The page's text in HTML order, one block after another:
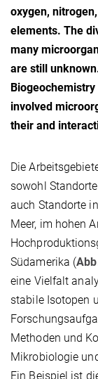
oxygen,
elements. The
many
are still
involved
their and
Die
sowohl
auch Standorte
Meer, im hohen
Südamerika (
eine Vielfalt
stabile Isotopen
Methoden und
Mikrobiologie
Ein Beispiel ist